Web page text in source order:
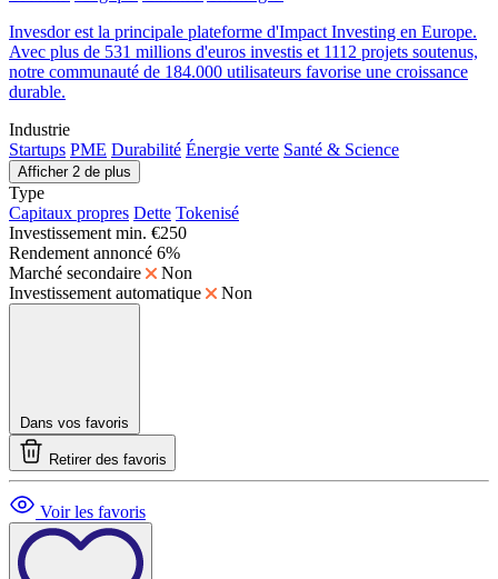
Invesdor est la principale plateforme d'Impact Investing en Europe.
Avec plus de 531 millions d'euros investis et 1112 projets soutenus,
notre communauté de 184.000 utilisateurs favorise une croissance
durable.
Industrie
Startups PME Durabilité Énergie verte Santé & Science
Afficher 2 de plus
Type
Capitaux propres Dette Tokenisé
Investissement min. €250
Rendement annoncé 6%
Marché secondaire
Non
Investissement automatique
Non
Dans vos favoris
Retirer des favoris
Voir les favoris